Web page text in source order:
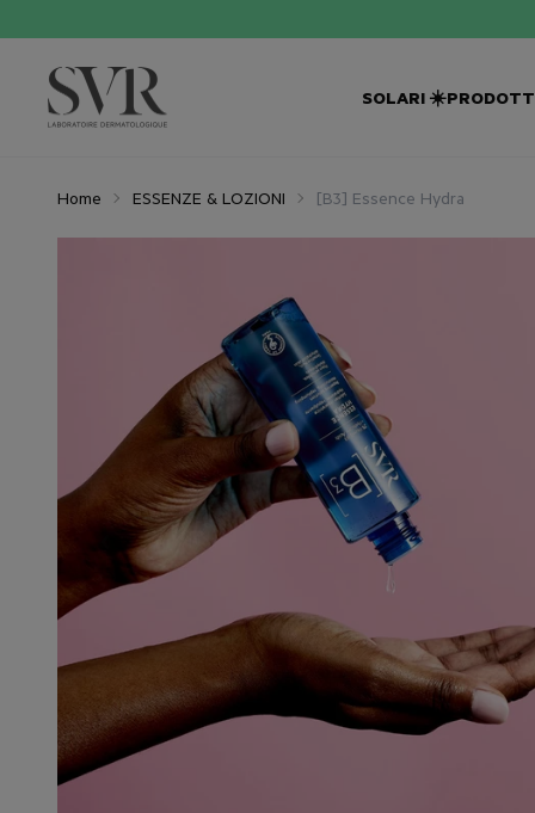
SOLARI ☀️
Home ESSENZE & LOZIONI [B3] Essence Hydra